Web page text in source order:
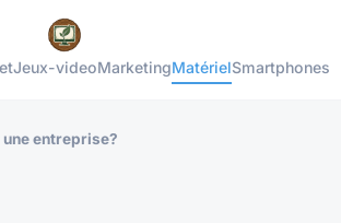
Jeux-videoMarketingMatérielSmartphones
entreprise?